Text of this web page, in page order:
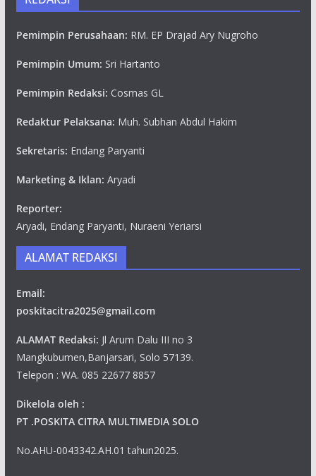
Pemimpin Perusahaan: RM. EP Drajad Ary Nugroho
Pemimpin Umum: Sri Hartanto
Pemimpin Redaksi: Cosmas GL
Redaktur Pelaksana: Muh. Subhan Abdul Hakim
Sekretaris: Endang Paryanti
Marketing & Iklan: Aryadi
Reporter:
Aryadi, Endang Paryanti, Nuraeni Yeriarsi
ALAMAT REDAKSI
Email:
poskitacitra2025@gmail.com
ALAMAT Redaksi: Jl Arum Dalu III no 3
Mangkubumen,Banjarsari, Solo 57139.
Telepon : WA. 085 22677 8857
Dikelola oleh :
PT .POSKITA CITRA MULTIMEDIA SOLO
No.AHU-0043342.AH.01 tahun2025.